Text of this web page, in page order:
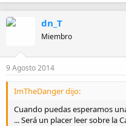
dn_T
Miembro
9 Agosto 2014
ImTheDanger dijo:
Cuando puedas esperamos
... Será un placer leer sobre la